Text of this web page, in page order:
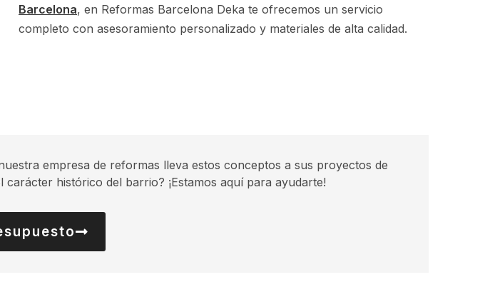
Barcelona, en Reformas Barcelona Deka te ofrecemos un servicio
completo con asesoramiento personalizado y materiales de alta calidad.
empresa de reformas lleva estos conceptos a sus proyectos de
histórico del barrio? ¡Estamos aquí para ayudarte!